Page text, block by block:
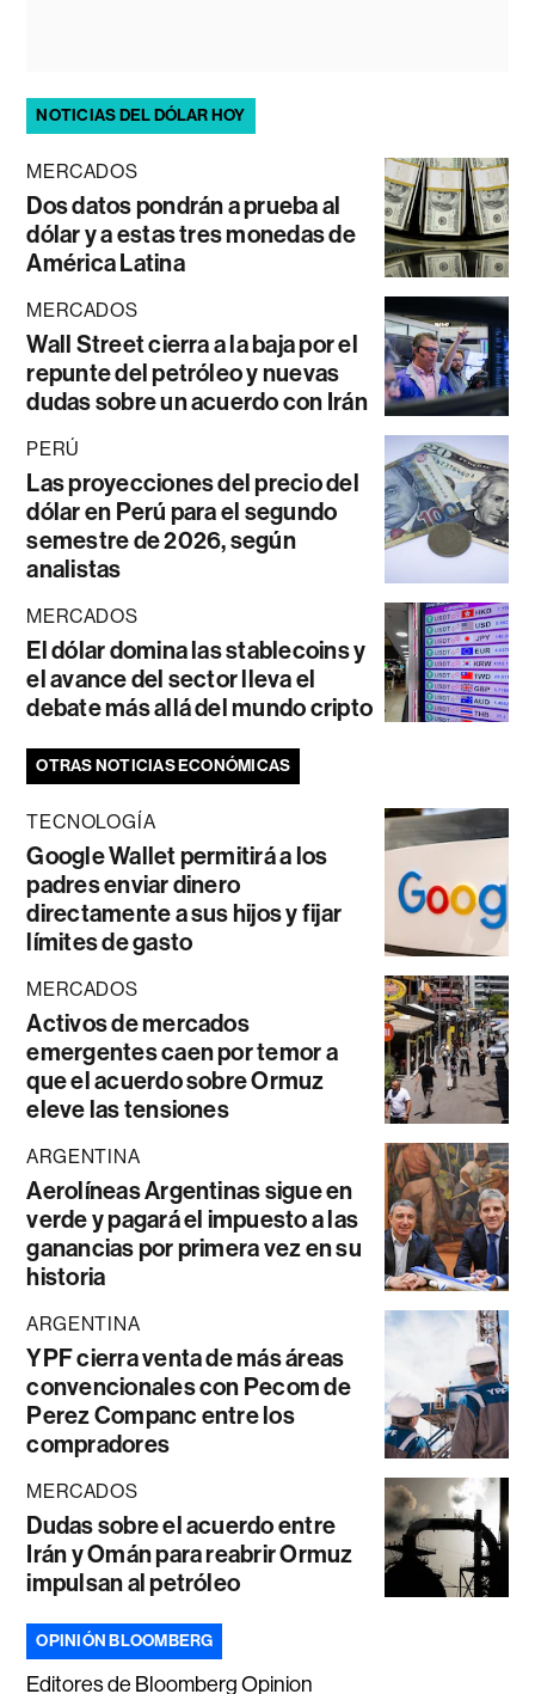
NOTICIAS DEL DÓLAR HOY
MERCADOS
Dos datos pondrán a prueba al
dólar y a estas tres monedas de
América Latina
MERCADOS
Wall Street cierra a la baja por el
repunte del petróleo y nuevas
dudas sobre un acuerdo con Irán
PERÚ
Las proyecciones del precio del
dólar en Perú para el segundo
semestre de 2026, según
analistas
MERCADOS
El dólar domina las stablecoins y
el avance del sector lleva el
debate más allá del mundo cripto
OTRAS NOTICIAS ECONÓMICAS
TECNOLOGÍA
Google Wallet permitirá a los
padres enviar dinero
directamente a sus hijos y fijar
límites de gasto
MERCADOS
Activos de mercados
emergentes caen por temor a
que el acuerdo sobre Ormuz
eleve las tensiones
ARGENTINA
Aerolíneas Argentinas sigue en
verde y pagará el impuesto a las
ganancias por primera vez en su
historia
ARGENTINA
YPF cierra venta de más áreas
convencionales con Pecom de
Perez Companc entre los
compradores
MERCADOS
Dudas sobre el acuerdo entre
Irán y Omán para reabrir Ormuz
impulsan al petróleo
OPINIÓN BLOOMBERG
Editores de Bloomberg Opinion